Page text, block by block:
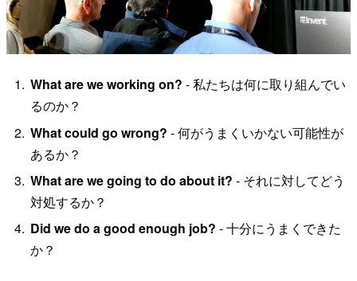
What are we working on? - 私たちは何に取り組んでい
るのか？
What could go wrong? - 何がうまくいかない可能性が
あるか？
What are we going to do about it? - それに対してどう
対処するか？
Did we do a good enough job? - 十分にうまくできた
か？